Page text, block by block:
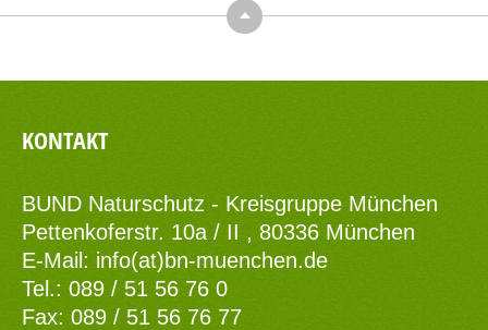
Top
KONTAKT
BUND Naturschutz - Kreisgruppe München
Pettenkoferstr. 10a / II , 80336 München
E-Mail: info(at)bn-muenchen.de
Tel.: 089 / 51 56 76 0
Fax: 089 / 51 56 76 77